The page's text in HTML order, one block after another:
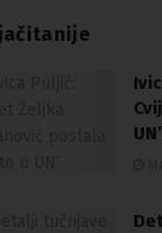
UN’